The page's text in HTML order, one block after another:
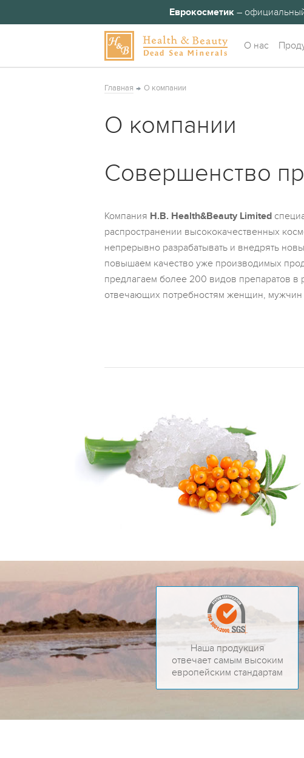
Еврокосметик–
О нас
Главная О компании
О компании
Совершенство
Компания H.B. Health&Beauty Limited
распространении высококачественных
непрерывно разрабатывать и внедрять
повышаем качество уже производимых
предлагаем более 200 видов препаратов в
отвечающих потребностям женщин, мужчин
Наша продукция
отвечает самым высоким
европейским стандартам